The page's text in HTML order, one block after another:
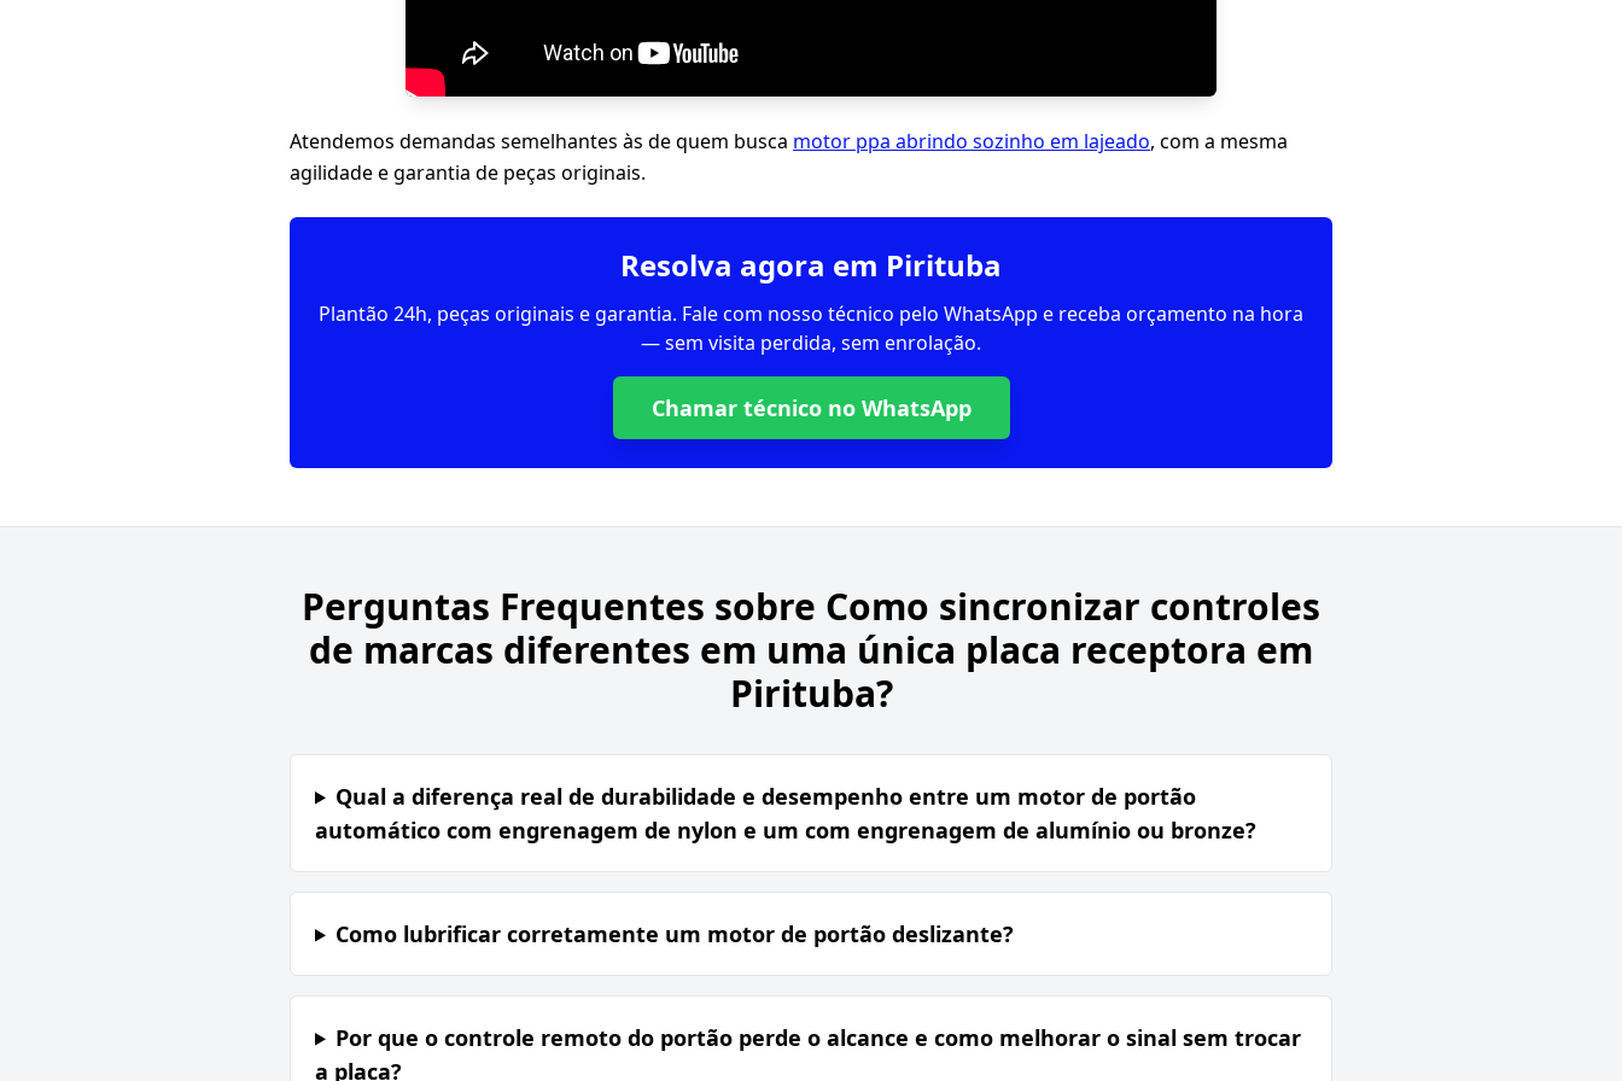
Atendemos demandas semelhantes às de quem busca motor ppa abrindo sozinho em lajeado, com a mesma
agilidade e garantia de peças originais.
Resolva agora em Pirituba
Plantão 24h, peças originais e garantia. Fale com nosso técnico pelo WhatsApp e receba orçamento na hora
— sem visita perdida, sem enrolação.
Chamar técnico no WhatsApp
Perguntas Frequentes sobre Como sincronizar controles
de marcas diferentes em uma única placa receptora em
Pirituba?
Qual a diferença real de durabilidade e desempenho entre um motor de portão
automático com engrenagem de nylon e um com engrenagem de alumínio ou bronze?
Como lubrificar corretamente um motor de portão deslizante?
Por que o controle remoto do portão perde o alcance e como melhorar o sinal sem trocar
a placa?